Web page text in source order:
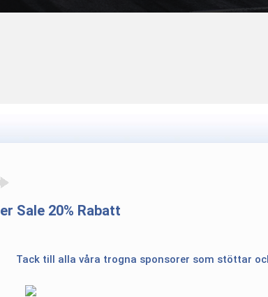
Sale 20% Rabatt
Tack till alla våra trogna sponsorer som stöttar